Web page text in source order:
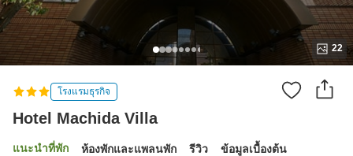
22
โรงแรมธุรกิจ
Hotel Machida Villa
แนะนำที่พัก ห้องพักและแพลนพัก รีวิว ข้อมูลเบื้องต้น